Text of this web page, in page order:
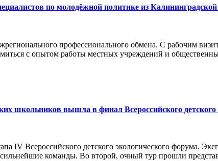
по молодёжной политике из Калининградской
профессионального обмена. С рабочим
с опытом работы местных учреждений и
школьников вышла в финал Всероссийского детского
IV Всероссийского детского экологического форума.
команды. Во второй, очный тур прошли